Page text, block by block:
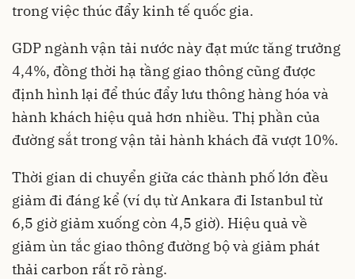
trong việc thúc đẩy kinh tế quốc gia.
GDP ngành vận tải nước này đạt mức tăng trưởng
4,4%, đồng thời hạ tầng giao thông cũng được
định hình lại để thúc đẩy lưu thông hàng hóa và
hành khách hiệu quả hơn nhiều. Thị phần của
đường sắt trong vận tải hành khách đã vượt 10%.
Thời gian di chuyển giữa các thành phố lớn đều
giảm đi đáng kể (ví dụ từ Ankara đi Istanbul từ
6,5 giờ giảm xuống còn 4,5 giờ). Hiệu quả về
giảm ùn tắc giao thông đường bộ và giảm phát
thải carbon rất rõ ràng.